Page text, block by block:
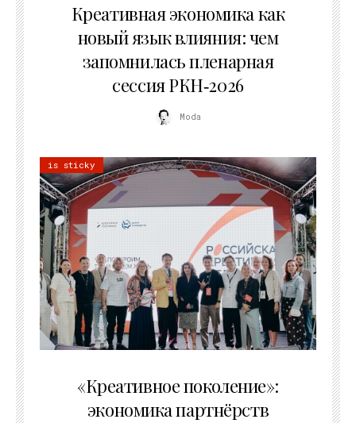
Креативная экономика как
новый язык влияния: чем
запомнилась пленарная
сессия РКН‑2026
Moda
is sticky
«Креативное поколение»:
экономика партнёрств